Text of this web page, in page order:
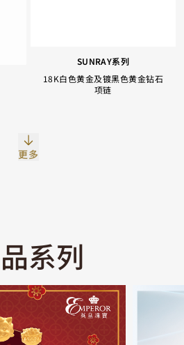
SUNRAY系列
18K白色黄金及镀黑色黄金钻石
项链
更多
系列